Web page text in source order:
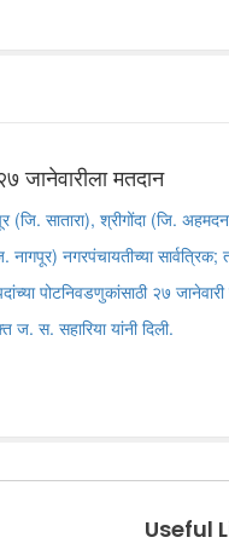
जानेवारीला मतदान
सातारा), श्रीगोंदा (जि.
नागपूर) नगरपंचायतीच्या
पोटनिवडणुकांसाठी २७
ज. स. सहारिया यांनी दिली.
Useful